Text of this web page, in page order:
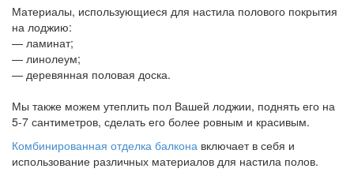
Материалы, использующиеся для настила полового покрытия
на лоджию:
— ламинат;
— линолеум;
— деревянная половая доска.
Мы также можем утеплить пол Вашей лоджии, поднять его на
5-7 сантиметров, сделать его более ровным и красивым.
Комбинированная отделка балкона включает в себя и
использование различных материалов для настила полов.